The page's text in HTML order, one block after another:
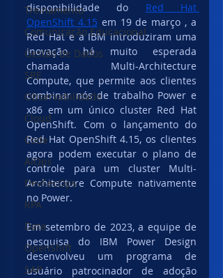
Treinamento
Comunicação Educacional
Gestão de Dados
SRE
Observabilidade
Cloud
Code
AIOps
DevSecOps
RPA
Data
OpenShift
SAP
disponibilidade do Red Hat
OpenShift 4.15 em 19 de março , a
Red Hat e a IBM introduziram uma
inovação há muito esperada
chamada Multi-Architecture
Compute, que permite aos clientes
combinar nós de trabalho Power e
x86 em um único cluster Red Hat
OpenShift. Com o lançamento do
Red Hat OpenShift 4.15, os clientes
agora podem executar o plano de
controle para um cluster Multi-
Architecture Compute nativamente
no Power.
Em setembro de 2023, a equipe de
pesquisa do IBM Power Design
desenvolveu um programa de
usuário patrocinador de adoção